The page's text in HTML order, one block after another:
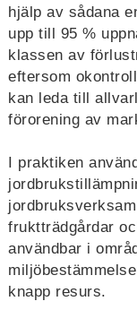
hjälp av sådana
upp till 95 %
klassen av
eftersom
kan leda till
förorening av
I praktiken
fruktträdgårdar
användbar i
knapp resurs.